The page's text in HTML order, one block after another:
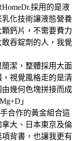
採用的是液
化技術讓液態營養
鈣片，不需要費力
吞錠劑的人，我覺
潔，整體採用大面
視覺風格走的是清
幾何色塊拼接而成
」
合作的黃金組合這
大、日本東京及倫
背書，也讓我更有